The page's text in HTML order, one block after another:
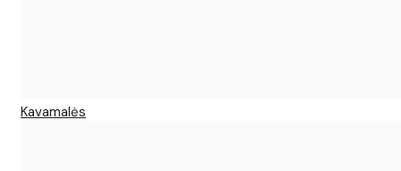
Kavamalės